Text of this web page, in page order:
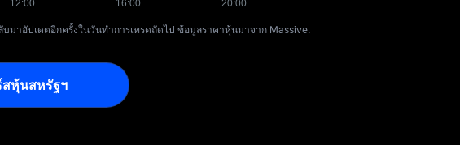
าอัปเดตอีกครั้งในวันทำการเทรดถัดไป ข้อมูลราคาหุ้นมาจาก Massive.
สหุ้นสหรัฐฯ